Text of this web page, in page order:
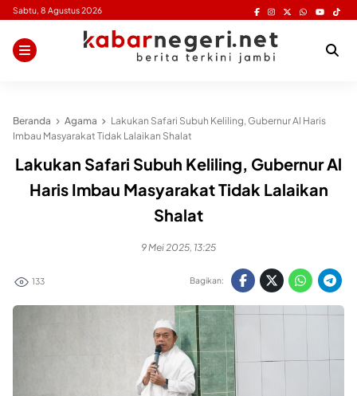
Skip
content
Sabtu, 8 Agustus 2026
Beranda Agama
Lakukan Safari Subuh Keliling, Gubernur Al Haris
Imbau Masyarakat Tidak Lalaikan Shalat
Lakukan Safari Subuh Keliling, Gubernur Al
Haris Imbau Masyarakat Tidak Lalaikan
Shalat
9 Mei 2025, 13:25
133 Bagikan: